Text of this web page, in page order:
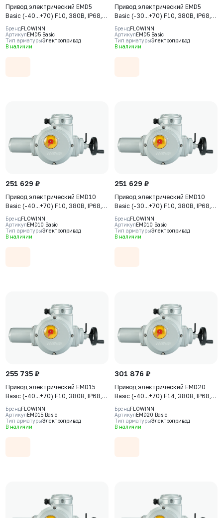
Привод электрический EMD5
Basic (-40...+70) F10, 380В, IP68,
S2-15min
БрендFLOWINN
АртикулEMD5 Basic
Тип арматурыЭлектропривод
В наличии
Привод электрический EMD5
Basic (-30...+70) F10, 380В, IP68,
S2-15min
БрендFLOWINN
АртикулEMD5 Basic
Тип арматурыЭлектропривод
В наличии
251 629 ₽
Привод электрический EMD10
Basic (-40...+70) F10, 380В, IP68,
S2-15min
БрендFLOWINN
АртикулEMD10 Basic
Тип арматурыЭлектропривод
В наличии
251 629 ₽
Привод электрический EMD10
Basic (-30...+70) F10, 380В, IP68,
S2-15min
БрендFLOWINN
АртикулEMD10 Basic
Тип арматурыЭлектропривод
В наличии
255 735 ₽
Привод электрический EMD15
Basic (-40...+70) F10, 380В, IP68,
S2-15min
БрендFLOWINN
АртикулEMD15 Basic
Тип арматурыЭлектропривод
В наличии
301 876 ₽
Привод электрический EMD20
Basic (-40...+70) F14, 380В, IP68,
S2-15min
БрендFLOWINN
АртикулEMD20 Basic
Тип арматурыЭлектропривод
В наличии